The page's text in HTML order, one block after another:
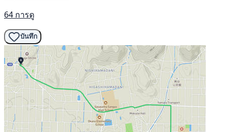
64 การดู
บันทึก